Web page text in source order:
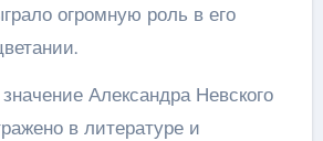
огромную роль в его
Александра Невского
в литературе и